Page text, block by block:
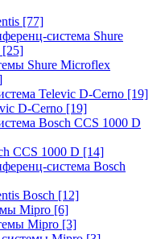
[77]
система Shure
[25]
Shure Microflex
Televic D-Cerno [19]
D-Cerno [19]
Bosch CCS 1000 D
CCS 1000 D [14]
система Bosch
Bosch [12]
Mipro [6]
Mipro [3]